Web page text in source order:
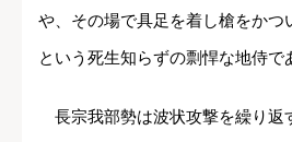
や、その場で具足を着し槍をかつ
という死生知らずの剽悍な地侍
長宗我部勢は波状攻撃を繰り返